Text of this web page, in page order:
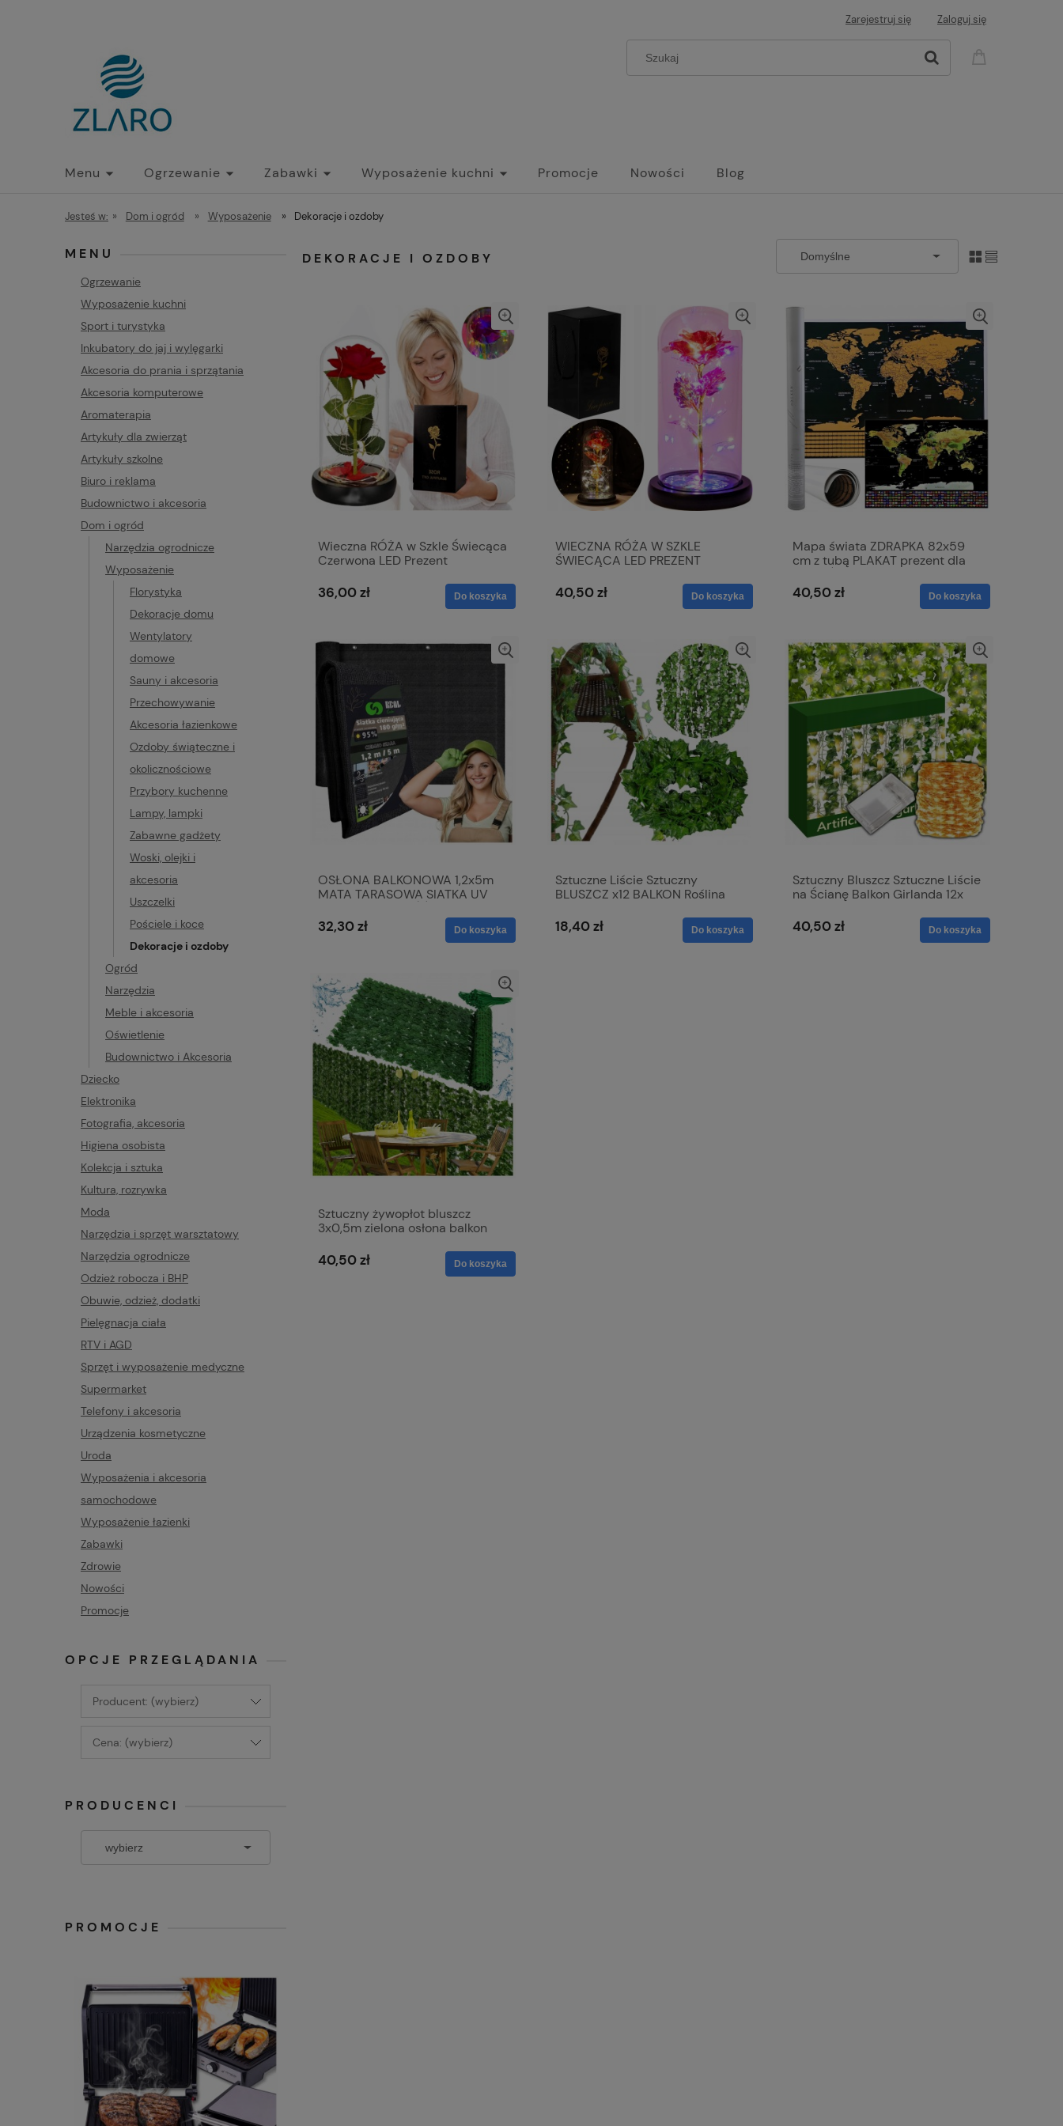
Zarejestruj się Zaloguj się
Menu Ogrzewanie Zabawki Wyposażenie kuchni Promocje Nowości Blog
Jesteś w: » Dom i ogród » Wyposażenie » Dekoracje i ozdoby
MENU
Ogrzewanie
Wyposażenie kuchni
Sport i turystyka
Inkubatory do jaj i wylęgarki
Akcesoria do prania i sprzątania
Akcesoria komputerowe
Aromaterapia
Artykuły dla zwierząt
Artykuły szkolne
Biuro i reklama
Budownictwo i akcesoria
Dom i ogród
Narzędzia ogrodnicze
Wyposażenie
Florystyka
Dekoracje domu
Wentylatory
domowe
Sauny i akcesoria
Przechowywanie
Akcesoria łazienkowe
Ozdoby świąteczne i
okolicznościowe
Przybory kuchenne
Lampy, lampki
Zabawne gadżety
Woski, olejki i
akcesoria
Uszczelki
Pościele i koce
Dekoracje i ozdoby
Ogród
Narzędzia
Meble i akcesoria
Oświetlenie
Budownictwo i Akcesoria
Dziecko
Elektronika
Fotografia, akcesoria
Higiena osobista
Kolekcja i sztuka
Kultura, rozrywka
Moda
Narzędzia i sprzęt warsztatowy
Narzędzia ogrodnicze
Odzież robocza i BHP
Obuwie, odzież, dodatki
Pielęgnacja ciała
RTV i AGD
Sprzęt i wyposażenie medyczne
Supermarket
Telefony i akcesoria
Urządzenia kosmetyczne
Uroda
Wyposażenia i akcesoria
samochodowe
Wyposażenie łazienki
Zabawki
Zdrowie
Nowości
Promocje
OPCJE PRZEGLĄDANIA
Producent: (wybierz)
Cena: (wybierz)
PRODUCENCI
PROMOCJE
DEKORACJE I OZDOBY
Wieczna RÓŻA w Szkle Świecąca
Czerwona LED Prezent
Urodziny
36,00 zł Do koszyka
WIECZNA RÓŻA W SZKLE
ŚWIECĄCA LED PREZENT
40,50 zł Do koszyka
Mapa świata ZDRAPKA 82x59
cm z tubą PLAKAT prezent dla
40,50 zł Do koszyka
OSŁONA BALKONOWA 1,2x5m
MATA TARASOWA SIATKA UV
32,30 zł Do koszyka
Sztuczne Liście Sztuczny
BLUSZCZ x12 BALKON Roślina
18,40 zł Do koszyka
Sztuczny Bluszcz Sztuczne Liście
na Ścianę Balkon Girlanda 12x
40,50 zł Do koszyka
Sztuczny żywopłot bluszcz
3x0,5m zielona osłona balkon
40,50 zł Do koszyka